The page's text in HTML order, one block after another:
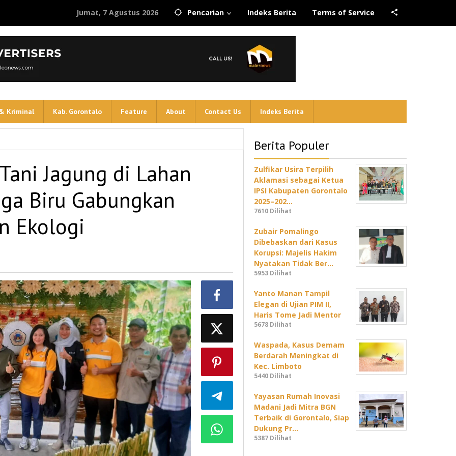
Jumat, 7 Agustus 2026 Pencarian Indeks Berita Terms of Service
Kriminal Kab. Gorontalo Feature About Contact Us Indeks Berita
Jagung di Lahan
Biru Gabungkan
Ekologi
Berita Populer
Zulfikar Usira Terpilih
Aklamasi sebagai Ketua
IPSI Kabupaten Gorontalo
2025–202…
7610 Dilihat
Zubair Pomalingo
Dibebaskan dari Kasus
Korupsi: Majelis Hakim
Nyatakan Tidak Ber…
5953 Dilihat
Yanto Manan Tampil
Elegan di Ujian PIM II,
Haris Tome Jadi Mentor
5678 Dilihat
Waspada, Kasus Demam
Berdarah Meningkat di
Kec. Limboto
5440 Dilihat
Yayasan Rumah Inovasi
Madani Jadi Mitra BGN
Terbaik di Gorontalo, Siap
Dukung Pr…
5387 Dilihat